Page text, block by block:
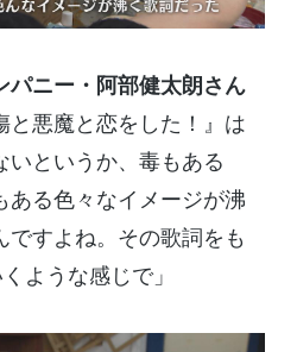
ニー・阿部健太朗さん
と悪魔と恋をした！』は
いというか、毒もある
ある色々なイメージが沸
ですよね。その歌詞をも
ような感じで」